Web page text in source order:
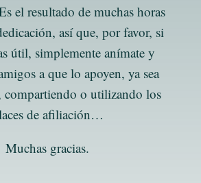
el resultado de muchas horas
así que, por favor, si
útil, simplemente anímate y
a que lo apoyen, ya sea
compartiendo o utilizando los
de afiliación…
Muchas gracias.